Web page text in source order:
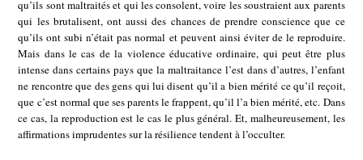
qu’ils sont maltraités et qui les consolent, voire les soustraient aux parents
qui les brutalisent, ont aussi des chances de prendre conscience que ce
qu’ils ont subi n’était pas normal et peuvent ainsi éviter de le reproduire.
Mais dans le cas de la violence éducative ordinaire, qui peut être plus
intense dans certains pays que la maltraitance l’est dans d’autres, l’enfant
ne rencontre que des gens qui lui disent qu’il a bien mérité ce qu’il reçoit,
que c’est normal que ses parents le frappent, qu’il l’a bien mérité, etc. Dans
ce cas, la reproduction est le cas le plus général. Et, malheureusement, les
affirmations imprudentes sur la résilience tendent à l’occulter.